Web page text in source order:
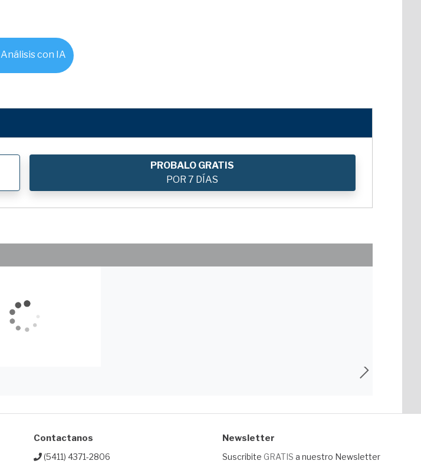
Análisis con IA
PROBALO GRATIS
POR 7 DÍAS
Contactanos
(5411) 4371-2806
Newsletter
Suscribite GRATIS a nuestro Newsletter